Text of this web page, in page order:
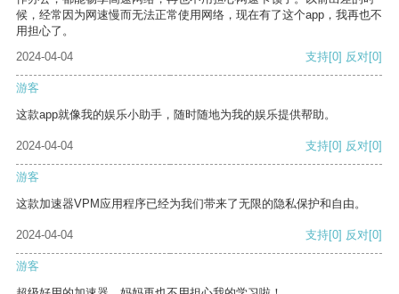
候，经常因为网速慢而无法正常使用网络，现在有了这个app，我再也不
用担心了。
2024-04-04
支持[0] 反对[0]
游客
这款app就像我的娱乐小助手，随时随地为我的娱乐提供帮助。
2024-04-04 支持[0] 反对[0]
游客
这款加速器VPM应用程序已经为我们带来了无限的隐私保护和自由。
2024-04-04 支持[0] 反对[0]
游客